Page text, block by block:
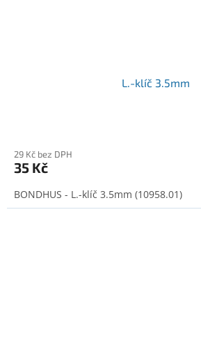
L.-klíč 3.5mm
29 Kč bez DPH
35 Kč
BONDHUS - L.-klíč 3.5mm (10958.01)